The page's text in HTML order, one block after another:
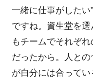
一緒に仕事がしたい
ですね。資生堂を
もチームでそれぞ
だったから。人と
が自分には合ってい